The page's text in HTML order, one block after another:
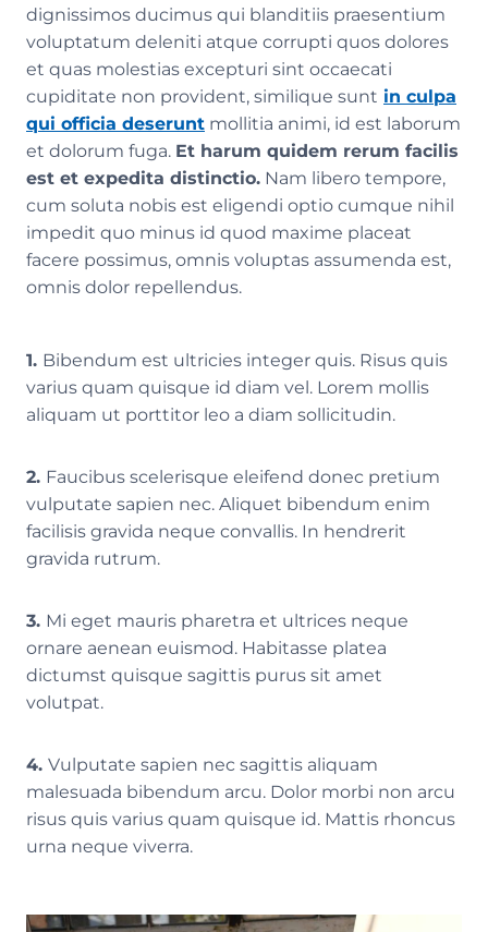
dignissimos ducimus qui blanditiis praesentium
voluptatum deleniti atque corrupti quos dolores
et quas molestias excepturi sint occaecati
cupiditate non provident, similique sunt in culpa
qui officia deserunt mollitia animi, id est laborum
et dolorum fuga. Et harum quidem rerum facilis
est et expedita distinctio. Nam libero tempore,
cum soluta nobis est eligendi optio cumque nihil
impedit quo minus id quod maxime placeat
facere possimus, omnis voluptas assumenda est,
omnis dolor repellendus.
1. Bibendum est ultricies integer quis. Risus quis
varius quam quisque id diam vel. Lorem mollis
aliquam ut porttitor leo a diam sollicitudin.
2. Faucibus scelerisque eleifend donec pretium
vulputate sapien nec. Aliquet bibendum enim
facilisis gravida neque convallis. In hendrerit
gravida rutrum.
3. Mi eget mauris pharetra et ultrices neque
ornare aenean euismod. Habitasse platea
dictumst quisque sagittis purus sit amet
volutpat.
4. Vulputate sapien nec sagittis aliquam
malesuada bibendum arcu. Dolor morbi non arcu
risus quis varius quam quisque id. Mattis rhoncus
urna neque viverra.